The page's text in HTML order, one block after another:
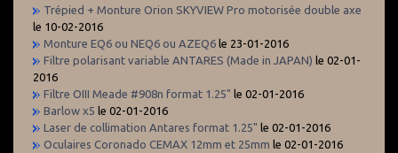
Trépied + Monture Orion SKYVIEW Pro motorisée double axe
le 10-02-2016
Monture EQ6 ou NEQ6 ou AZEQ6 le 23-01-2016
Filtre polarisant variable ANTARES (Made in JAPAN) le 02-01-
2016
Filtre OIII Meade #908n format 1.25" le 02-01-2016
Barlow x5 le 02-01-2016
Laser de collimation Antares format 1.25" le 02-01-2016
Oculaires Coronado CEMAX 12mm et 25mm le 02-01-2016